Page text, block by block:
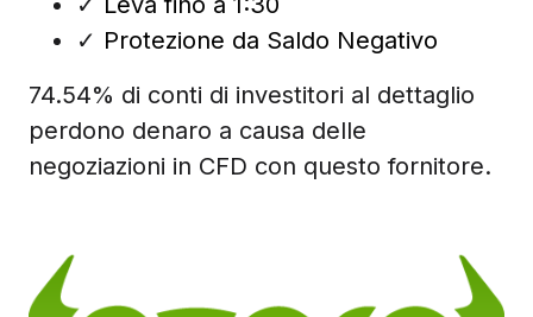
✓ Protezione da Saldo Negativo
74.54% di conti di investitori al dettaglio
perdono denaro a causa delle
negoziazioni in CFD con questo fornitore.